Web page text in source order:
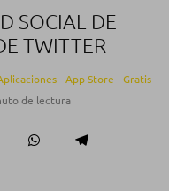
SOCIAL DE
TWITTER
App Store
Gratis
de lectura